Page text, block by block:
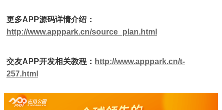
更多APP源码详情介绍：
http://www.apppark.cn/source_plan.html
交友APP开发相关教程： http://www.apppark.cn/t-
257.html